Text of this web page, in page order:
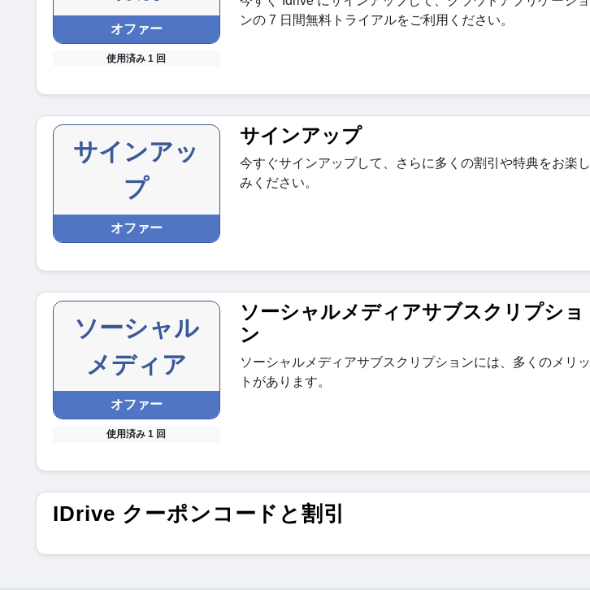
オファー
使用済み 1 回
ンの 7 日間無料トライアルをご利用ください。
サインアッ
プ
オファー
サインアップ
今すぐサインアップして、さらに多くの割引や特典をお楽し
みください。
ソーシャル
メディア
オファー
使用済み 1 回
ソーシャルメディアサブスクリプショ
ン
ソーシャルメディアサブスクリプションには、多くのメリッ
トがあります。
IDrive クーポンコードと割引